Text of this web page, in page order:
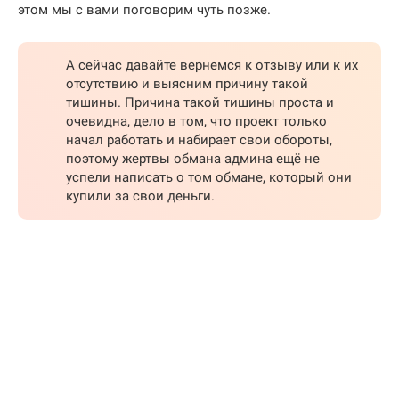
этом мы с вами поговорим чуть позже.
А сейчас давайте вернемся к отзыву или к их
отсутствию и выясним причину такой
тишины. Причина такой тишины проста и
очевидна, дело в том, что проект только
начал работать и набирает свои обороты,
поэтому жертвы обмана админа ещё не
успели написать о том обмане, который они
купили за свои деньги.